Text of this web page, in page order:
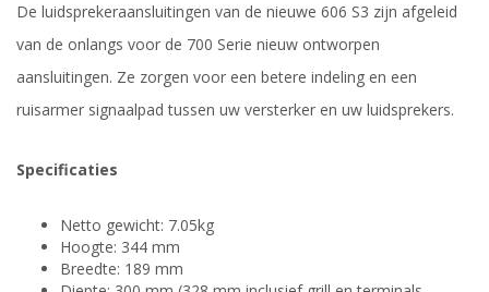
De luidsprekeraansluitingen van de nieuwe 606 S3 zijn afgeleid
van de onlangs voor de 700 Serie nieuw ontworpen
aansluitingen. Ze zorgen voor een betere indeling en een
ruisarmer signaalpad tussen uw versterker en uw luidsprekers.
Specificaties
Netto gewicht: 7.05kg
Hoogte: 344 mm
Breedte: 189 mm